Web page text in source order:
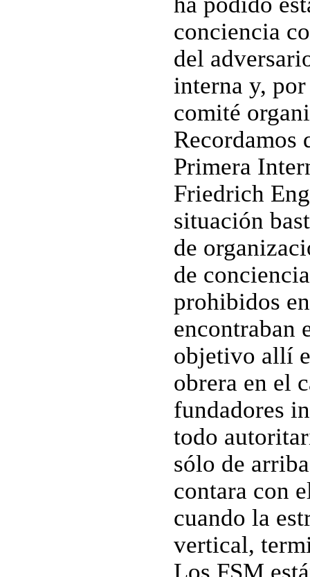
conciencia
del
interna y,
comité
Recordamos
Primera
Friedrich
situación
de
de
prohibidos
encontraban
objetivo allí
obrera en el
fundadores
todo
sólo de
contara con
cuando la
vertical,
Los FSM